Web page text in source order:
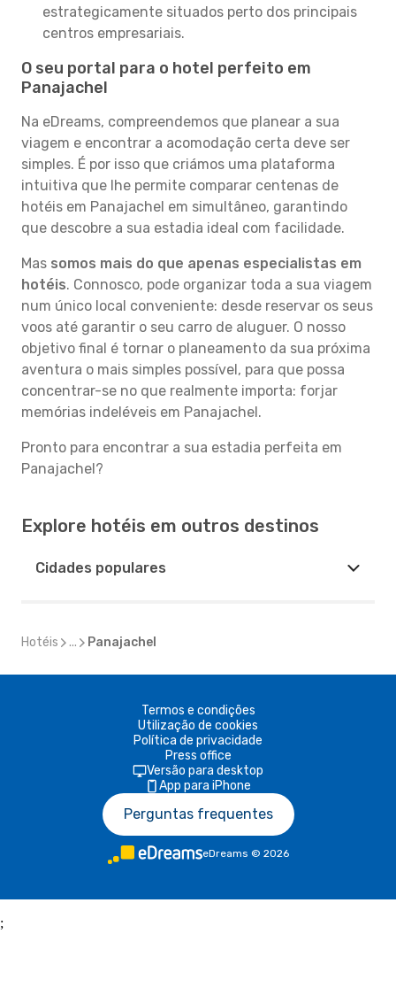
estrategicamente situados perto dos principais
centros empresariais.
O seu portal para o hotel perfeito em
Panajachel
Na eDreams, compreendemos que planear a sua
viagem e encontrar a acomodação certa deve ser
simples. É por isso que criámos uma plataforma
intuitiva que lhe permite comparar centenas de
hotéis em Panajachel em simultâneo, garantindo
que descobre a sua estadia ideal com facilidade.
Mas somos mais do que apenas especialistas em
hotéis. Connosco, pode organizar toda a sua viagem
num único local conveniente: desde reservar os seus
voos até garantir o seu carro de aluguer. O nosso
objetivo final é tornar o planeamento da sua próxima
aventura o mais simples possível, para que possa
concentrar-se no que realmente importa: forjar
memórias indeléveis em Panajachel.
Pronto para encontrar a sua estadia perfeita em
Panajachel?
Explore hotéis em outros destinos
Cidades populares
Hotéis ... Panajachel
Termos e condições
Utilização de cookies
Política de privacidade
Press office
Versão para desktop
App para iPhone
Perguntas frequentes
eDreams © 2026
;